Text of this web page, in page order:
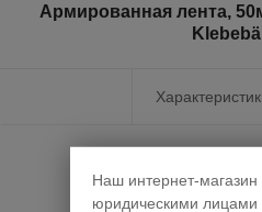
Армированная лента,
Наш интернет-магазин
юридическими лицами